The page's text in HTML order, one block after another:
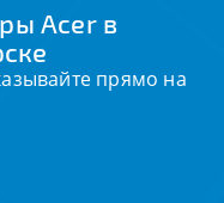
Acer в
прямо на